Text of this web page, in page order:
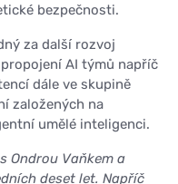
bezpečnosti.
za další rozvoj
AI týmů napříč
dále ve skupině
založených na
umělé inteligenci.
Ondrou Vaňkem a
deset let. Napříč